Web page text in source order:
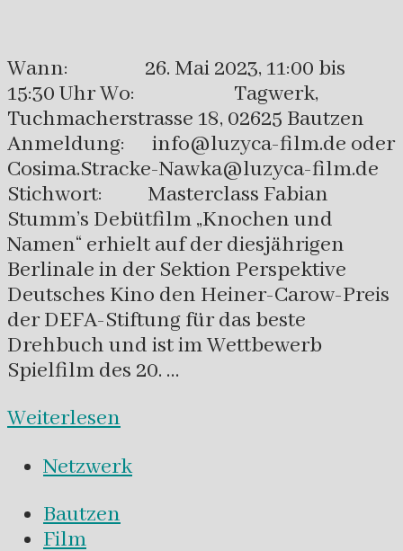
Wann: 26. Mai 2023, 11:00 bis
15:30 Uhr Wo: Tagwerk,
Tuchmacherstrasse 18, 02625 Bautzen
Anmeldung: info@luzyca-film.de oder
Cosima.Stracke-Nawka@luzyca-film.de
Stichwort: Masterclass Fabian
Stumm’s Debütfilm „Knochen und
Namen“ erhielt auf der diesjährigen
Berlinale in der Sektion Perspektive
Deutsches Kino den Heiner-Carow-Preis
der DEFA-Stiftung für das beste
Drehbuch und ist im Wettbewerb
Spielfilm des 20. …
Weiterlesen
Netzwerk
Bautzen
Film